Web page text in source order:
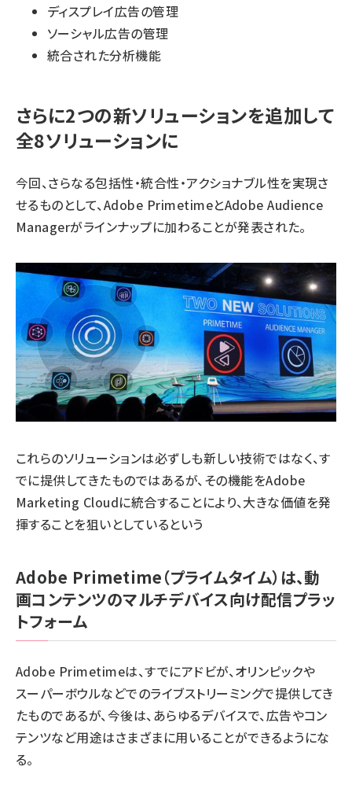
ディスプレイ広告の管理
ソーシャル広告の管理
統合された分析機能
さらに2つの新ソリューションを追加して
全8ソリューションに
今回、さらなる包括性・統合性・アクショナブル性を実現さ
せるものとして、Adobe PrimetimeとAdobe Audience
Managerがラインナップに加わることが発表された。
これらのソリューションは必ずしも新しい技術ではなく、す
でに提供してきたものではあるが、その機能をAdobe
Marketing Cloudに統合することにより、大きな価値を発
揮することを狙いとしているという
Adobe Primetime（プライムタイム）は、動
画コンテンツのマルチデバイス向け配信プラッ
トフォーム
Adobe Primetimeは、すでにアドビが、オリンピックや
スーパーボウルなどでのライブストリーミングで提供してき
たものであるが、今後は、あらゆるデバイスで、広告やコン
テンツなど用途はさまざまに用いることができるようにな
る。